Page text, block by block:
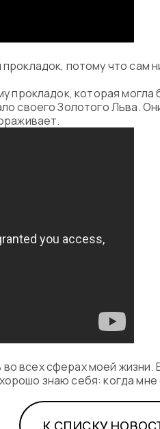
потому что сам
прокладок, которая
своего Золотого Льва.
всех сферах моей
знаю себя: когда
К СПИСКУ